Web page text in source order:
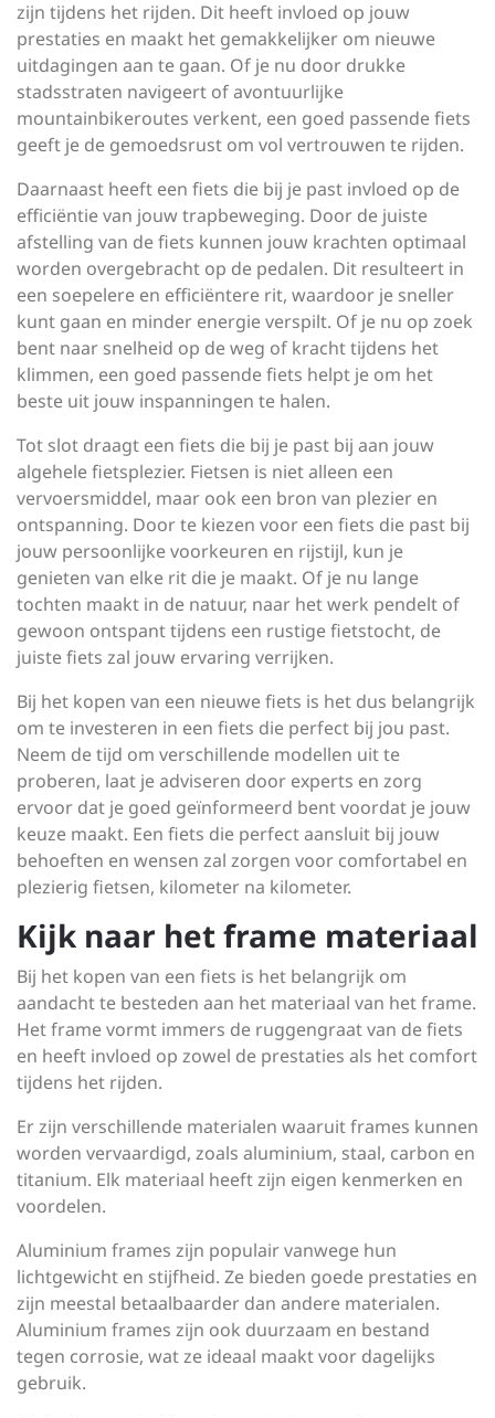
zijn tijdens het rijden. Dit heeft invloed op jouw
prestaties en maakt het gemakkelijker om nieuwe
uitdagingen aan te gaan. Of je nu door drukke
stadsstraten navigeert of avontuurlijke
mountainbikeroutes verkent, een goed passende fiets
geeft je de gemoedsrust om vol vertrouwen te rijden.
Daarnaast heeft een fiets die bij je past invloed op de
efficiëntie van jouw trapbeweging. Door de juiste
afstelling van de fiets kunnen jouw krachten optimaal
worden overgebracht op de pedalen. Dit resulteert in
een soepelere en efficiëntere rit, waardoor je sneller
kunt gaan en minder energie verspilt. Of je nu op zoek
bent naar snelheid op de weg of kracht tijdens het
klimmen, een goed passende fiets helpt je om het
beste uit jouw inspanningen te halen.
Tot slot draagt een fiets die bij je past bij aan jouw
algehele fietsplezier. Fietsen is niet alleen een
vervoersmiddel, maar ook een bron van plezier en
ontspanning. Door te kiezen voor een fiets die past bij
jouw persoonlijke voorkeuren en rijstijl, kun je
genieten van elke rit die je maakt. Of je nu lange
tochten maakt in de natuur, naar het werk pendelt of
gewoon ontspant tijdens een rustige fietstocht, de
juiste fiets zal jouw ervaring verrijken.
Bij het kopen van een nieuwe fiets is het dus belangrijk
om te investeren in een fiets die perfect bij jou past.
Neem de tijd om verschillende modellen uit te
proberen, laat je adviseren door experts en zorg
ervoor dat je goed geïnformeerd bent voordat je jouw
keuze maakt. Een fiets die perfect aansluit bij jouw
behoeften en wensen zal zorgen voor comfortabel en
plezierig fietsen, kilometer na kilometer.
Kijk naar het frame materiaal
Bij het kopen van een fiets is het belangrijk om
aandacht te besteden aan het materiaal van het frame.
Het frame vormt immers de ruggengraat van de fiets
en heeft invloed op zowel de prestaties als het comfort
tijdens het rijden.
Er zijn verschillende materialen waaruit frames kunnen
worden vervaardigd, zoals aluminium, staal, carbon en
titanium. Elk materiaal heeft zijn eigen kenmerken en
voordelen.
Aluminium frames zijn populair vanwege hun
lichtgewicht en stijfheid. Ze bieden goede prestaties en
zijn meestal betaalbaarder dan andere materialen.
Aluminium frames zijn ook duurzaam en bestand
tegen corrosie, wat ze ideaal maakt voor dagelijks
gebruik.